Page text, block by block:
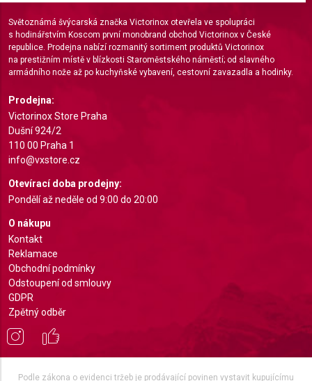
Světoznámá švýcarská značka Victorinox otevřela ve spolupráci
s hodinářstvím Koscom první monobrand obchod Victorinox v České
republice. Prodejna nabízí rozmanitý sortiment produktů Victorinox
na prestižním místě v blízkosti Staroměstského náměstí; od slavného
armádního nože až po kuchyňské vybavení, cestovní zavazadla a hodinky.
Prodejna:
Victorinox Store Praha
Dušní 924/2
110 00 Praha 1
info@vxstore.cz
Otevírací doba prodejny:
Pondělí až neděle od 9:00 do 20:00
O nákupu
Kontakt
Reklamace
Obchodní podmínky
Odstoupení od smlouvy
GDPR
Zpětný odběr
Podle zákona o evidenci tržeb je prodávající povinen vystavit kupujícímu
Use limited data to select advertising
Create profiles for personalised advertising
Use profiles to select personalised
advertising
Create profiles to personalise content
Use profiles to select personalised content
Measure advertising performance
Measure content performance
Understand audiences through statistics or
combinations of data from different sources
Develop and improve services
Use limited data to select content
IAB Special Features:
Use precise geolocation data